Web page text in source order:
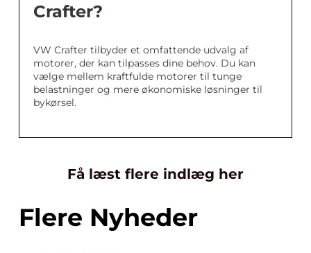
Crafter?
VW Crafter tilbyder et omfattende udvalg af
motorer, der kan tilpasses dine behov. Du kan
vælge mellem kraftfulde motorer til tunge
belastninger og mere økonomiske løsninger til
bykørsel.
Få læst flere indlæg her
Flere Nyheder